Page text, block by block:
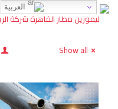
Show all
العربية